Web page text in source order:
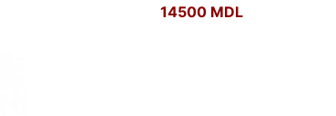
14500 MDL